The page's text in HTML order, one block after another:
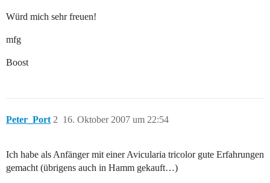
Würd mich sehr freuen!
mfg
Boost
Peter_Port 16. Oktober 2007 um 22:54
2
Ich habe als Anfänger mit einer Avicularia tricolor gute Erfahrungen
gemacht (übrigens auch in Hamm gekauft…)